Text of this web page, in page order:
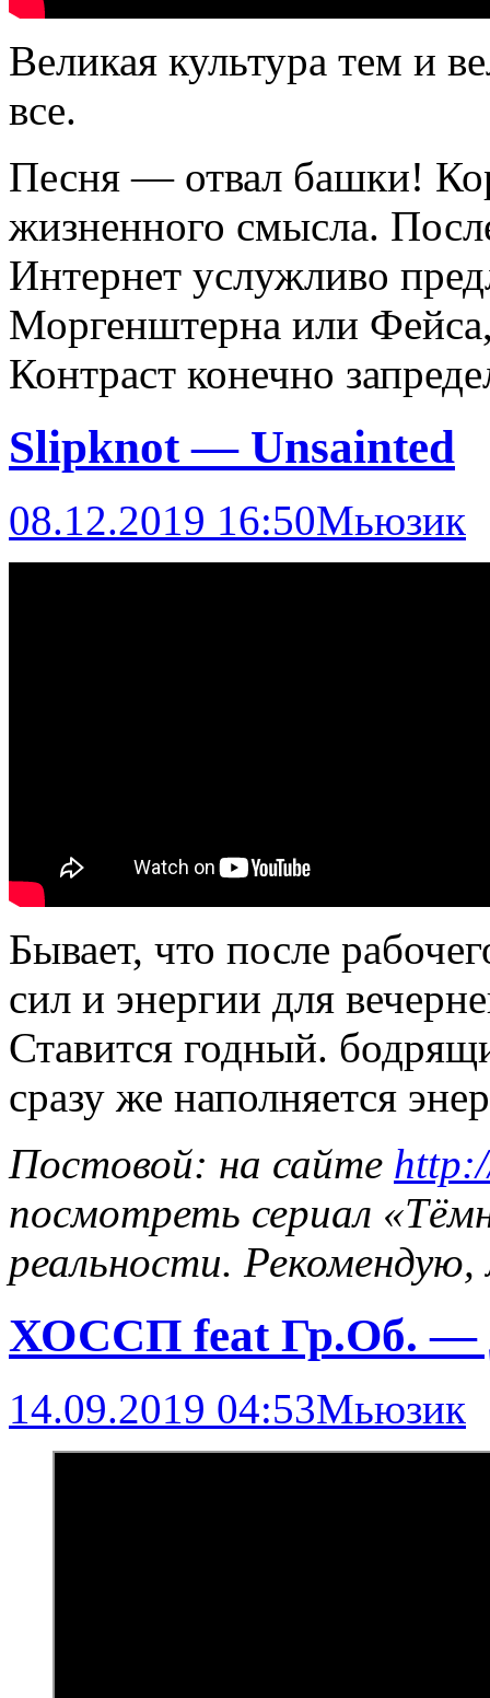
Великая культура тем и
все.
Песня — отвал башки!
жизненного смысла.
Интернет услужливо
Моргенштерна или
Контраст конечно
Slipknot — Unsainted
08.12.2019 16:50Мьюзик
Бывает, что после
сил и энергии для
Ставится годный.
сразу же наполняется
Постовой: на сайте
посмотреть сериал
реальности. Рекомендую,
ХОССП feat Гр.Об. —
14.09.2019 04:53Мьюзик